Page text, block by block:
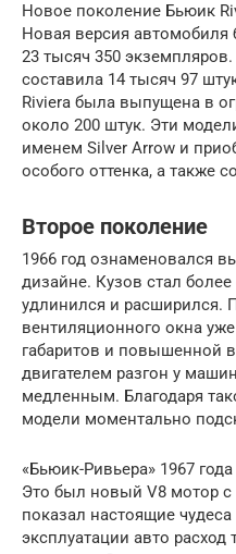
Новое поколение Бьюик
Новая версия автомобиля
23 тысяч 350
составила 14 тысяч 97
Riviеra была выпущена в
около 200 штук. Эти
именем Silver Arrow и
особого оттенка, а также
Второе поколение
1966 год ознаменовался
дизайне. Кузов стал
удлинился и расширился.
вентиляционного окна
габаритов и повышенной
двигателем разгон у
медленным. Благодаря
модели моментально
«Бьюик-Ривьера» 1967
Это был новый V8 мотор
показал настоящие
эксплуатации авто расход